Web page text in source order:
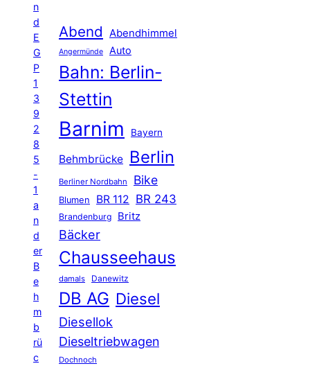
n
d
E
G
P
1
3
9
2
8
5
-
1
a
n
d
er
B
e
h
m
b
rü
c
Abend Abendhimmel
Angermünde Auto
Bahn: Berlin-
Stettin
Barnim Bayern
Behmbrücke Berlin
Berliner Nordbahn Bike
Blumen BR 112 BR 243
Brandenburg Britz
Bäcker
Chausseehaus
damals Danewitz
DB AG Diesel
Diesellok
Dieseltriebwagen
Dochnoch